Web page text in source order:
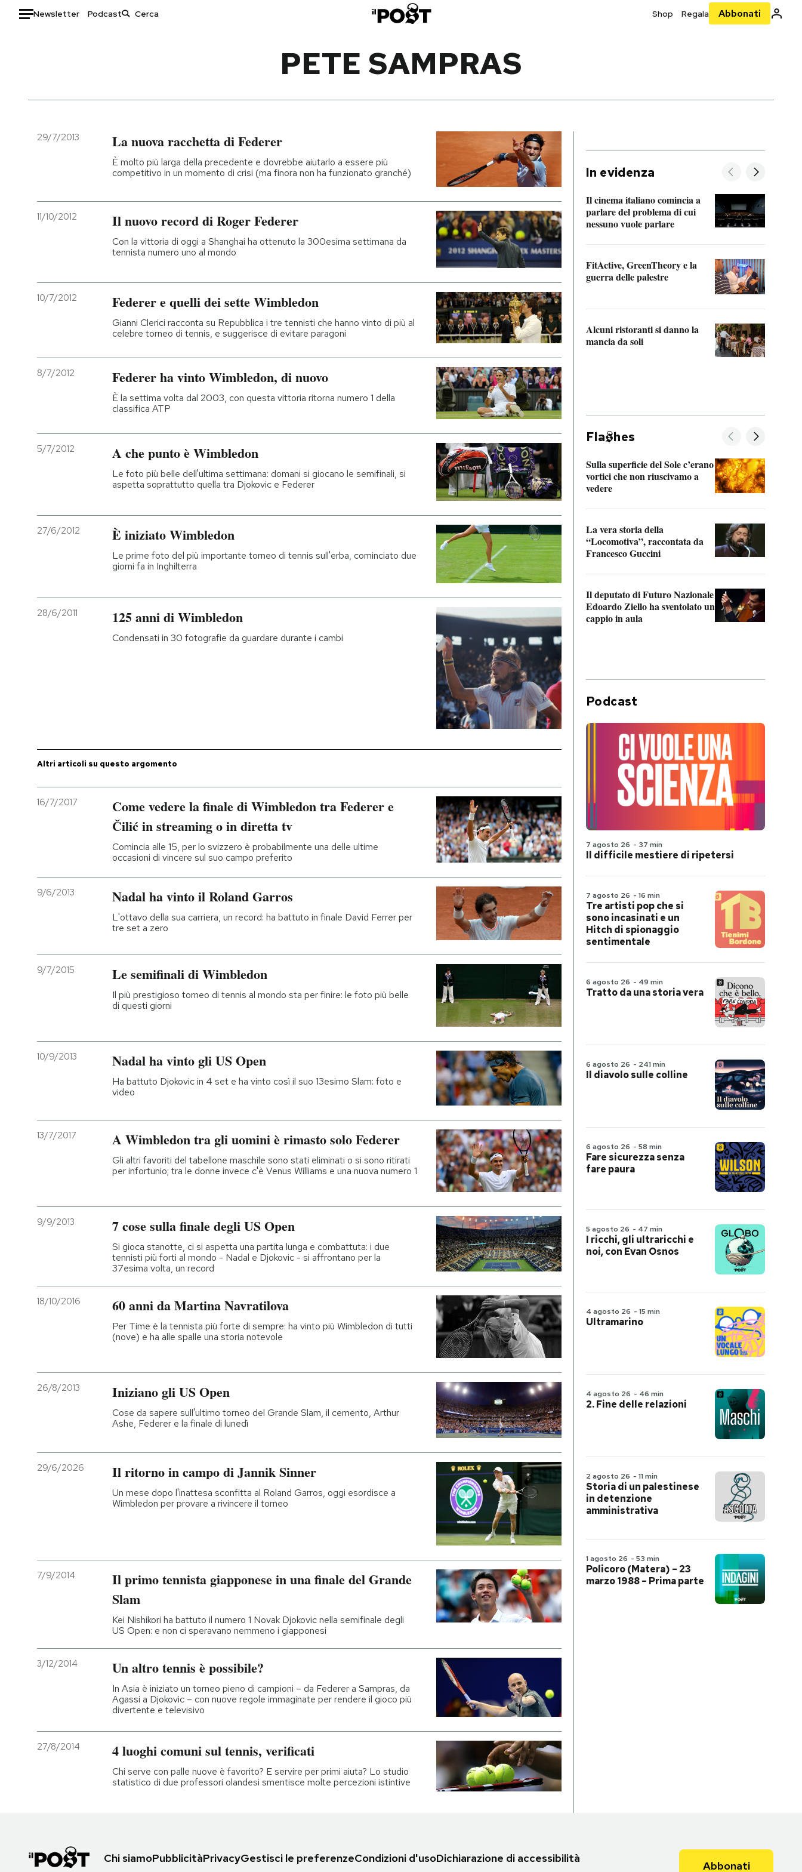
Newsletter Podcast Shop Regala Abbonati
Italia
Politica
Cultura
Economia
Moda
Ok Boomer!
Europa
Altrecose
Mondiali calcio 2026
I MIEI PREFERITI
CALENDARIO
AREA PERSONALE
Entra
PETE SAMPRAS
29/7/2013 La nuova racchetta di Federer
È molto più larga della precedente e dovrebbe aiutarlo a essere più
competitivo in un momento di crisi (ma finora non ha funzionato granché)
11/10/2012 Il nuovo record di Roger Federer
Con la vittoria di oggi a Shanghai ha ottenuto la 300esima settimana da
tennista numero uno al mondo
10/7/2012 Federer e quelli dei sette Wimbledon
Gianni Clerici racconta su Repubblica i tre tennisti che hanno vinto di più al
celebre torneo di tennis, e suggerisce di evitare paragoni
8/7/2012 Federer ha vinto Wimbledon, di nuovo
È la settima volta dal 2003, con questa vittoria ritorna numero 1 della
classifica ATP
5/7/2012 A che punto è Wimbledon
Le foto più belle dell'ultima settimana: domani si giocano le semifinali, si
aspetta soprattutto quella tra Djokovic e Federer
27/6/2012 È iniziato Wimbledon
Le prime foto del più importante torneo di tennis sull'erba, cominciato due
giorni fa in Inghilterra
28/6/2011 125 anni di Wimbledon
Condensati in 30 fotografie da guardare durante i cambi
Altri articoli su questo argomento
16/7/2017
Come vedere la finale di Wimbledon tra Federer e
Čilić in streaming o in diretta tv
Comincia alle 15, per lo svizzero è probabilmente una delle ultime
occasioni di vincere sul suo campo preferito
9/6/2013 Nadal ha vinto il Roland Garros
L'ottavo della sua carriera, un record: ha battuto in finale David Ferrer per
tre set a zero
9/7/2015 Le semifinali di Wimbledon
Il più prestigioso torneo di tennis al mondo sta per finire: le foto più belle
di questi giorni
10/9/2013 Nadal ha vinto gli US Open
Ha battuto Djokovic in 4 set e ha vinto così il suo 13esimo Slam: foto e
video
13/7/2017 A Wimbledon tra gli uomini è rimasto solo Federer
Gli altri favoriti del tabellone maschile sono stati eliminati o si sono ritirati
per infortunio; tra le donne invece c'è Venus Williams e una nuova numero 1
9/9/2013 7 cose sulla finale degli US Open
Si gioca stanotte, ci si aspetta una partita lunga e combattuta: i due
tennisti più forti al mondo - Nadal e Djokovic - si affrontano per la
37esima volta, un record
18/10/2016 60 anni da Martina Navratilova
Per Time è la tennista più forte di sempre: ha vinto più Wimbledon di tutti
(nove) e ha alle spalle una storia notevole
26/8/2013 Iniziano gli US Open
Cose da sapere sull'ultimo torneo del Grande Slam, il cemento, Arthur
Ashe, Federer e la finale di lunedì
29/6/2026 Il ritorno in campo di Jannik Sinner
Un mese dopo l'inattesa sconfitta al Roland Garros, oggi esordisce a
Wimbledon per provare a rivincere il torneo
7/9/2014
Il primo tennista giapponese in una finale del Grande
Slam
Kei Nishikori ha battuto il numero 1 Novak Djokovic nella semifinale degli
US Open: e non ci speravano nemmeno i giapponesi
3/12/2014 Un altro tennis è possibile?
In Asia è iniziato un torneo pieno di campioni – da Federer a Sampras, da
Agassi a Djokovic – con nuove regole immaginate per rendere il gioco più
divertente e televisivo
27/8/2014 4 luoghi comuni sul tennis, verificati
Chi serve con palle nuove è favorito? E servire per primi aiuta? Lo studio
statistico di due professori olandesi smentisce molte percezioni istintive
In evidenza
Il cinema italiano comincia a
parlare del problema di cui
nessuno vuole parlare
FitActive, GreenTheory e la
guerra delle palestre
Alcuni ristoranti si danno la
mancia da soli
Fla hes
Sulla superficie del Sole c’erano
vortici che non riuscivamo a
vedere
La vera storia della
“Locomotiva”, raccontata da
Francesco Guccini
Il deputato di Futuro Nazionale
Edoardo Ziello ha sventolato un
cappio in aula
Podcast
7 agosto 26 - 37 min
Il difficile mestiere di ripetersi
7 agosto 26 - 16 min
Tre artisti pop che si
sono incasinati e un
Hitch di spionaggio
sentimentale
6 agosto 26 - 49 min
Tratto da una storia vera
6 agosto 26 - 241 min
Il diavolo sulle colline
6 agosto 26 - 58 min
Fare sicurezza senza
fare paura
5 agosto 26 - 47 min
I ricchi, gli ultraricchi e
noi, con Evan Osnos
4 agosto 26 - 15 min
Ultramarino
4 agosto 26 - 46 min
2. Fine delle relazioni
2 agosto 26 - 11 min
Storia di un palestinese
in detenzione
amministrativa
1 agosto 26 - 53 min
Policoro (Matera) – 23
marzo 1988 – Prima parte
Chi siamoPubblicitàPrivacyGestisci le preferenzeCondizioni d'usoDichiarazione di accessibilità
Abbonati